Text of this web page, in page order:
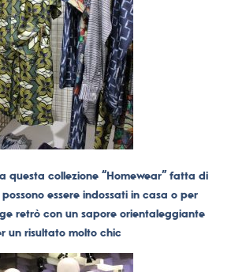
questa collezione “Homewear” fatta di
essere indossati in casa o per
retrò con un sapore orientaleggiante
un risultato molto chic